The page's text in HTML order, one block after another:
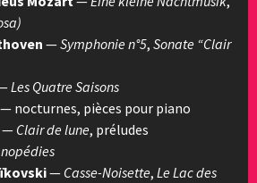
—Symphonie n°5, Sonate “Clair
Les Quatre Saisons
— nocturnes, pièces pour piano
— Clair de lune, préludes
— Casse-Noisette, Le Lac des